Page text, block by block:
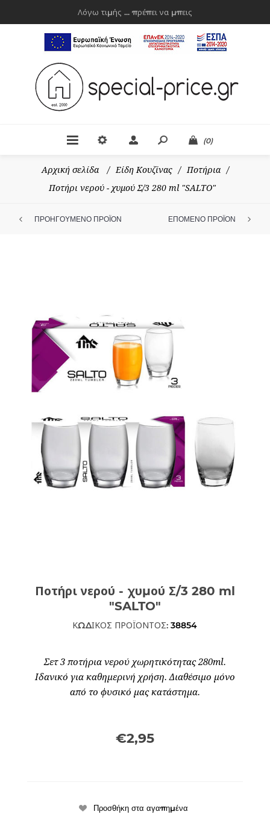
Λόγω τιμής ... πρέπει να μπεις
(0)
Αρχική σελίδα / Είδη Κουζίνας / Ποτήρια
/
Ποτήρι νερού - χυμού Σ/3 280 ml "SALTO"
ΠΡΟΗΓΟΥΜΕΝΟ ΠΡΟΪΟΝ ΕΠΟΜΕΝΟ ΠΡΟΪΟΝ
Ποτήρι νερού - χυμού Σ/3 280 ml
"SALTO"
ΚΩΔΙΚΟΣ ΠΡΟΪΟΝΤΟΣ: 38854
Σετ 3 ποτήρια νερού χωρητικότητας 280ml.
Ιδανικό για καθημερινή χρήση. Διαθέσιμο μόνο
από το φυσικό μας κατάστημα.
€2,95